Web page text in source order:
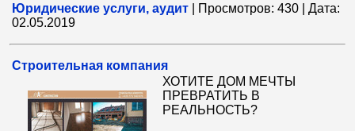
Юридические услуги, аудит
Просмотров: 430
Дата:
02.05.2019
Cтроительная компания
ХОТИТЕ ДОМ МЕЧТЫ
ПРЕВРАТИТЬ В
РЕАЛЬНОСТЬ?